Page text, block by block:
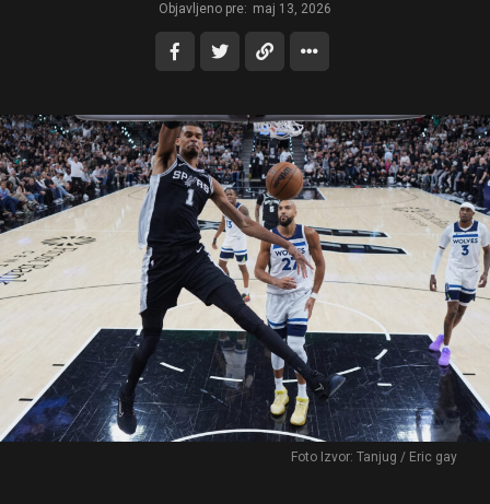
Objavljeno pre: maj 13, 2026
Foto Izvor: Tanjug / Eric gay